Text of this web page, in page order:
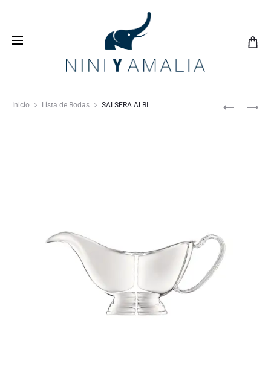
con nosotros y vive una
experiencia inolvidable
Inicio Lista de Bodas SALSERA ALBI